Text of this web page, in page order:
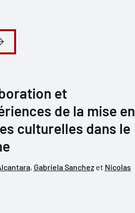
et
de la mise en
culturelles dans le
, Gabriela Sanchezet Nicolas